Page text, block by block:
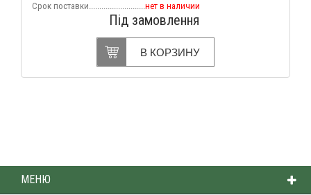
Срок поставки...........................нет в наличии
Під замовлення
В КОРЗИНУ
МЕНЮ